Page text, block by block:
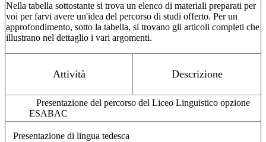
Nella tabella sottostante si trova un elenco di materiali preparati per
voi per farvi avere un'idea del percorso di studi offerto. Per un
approfondimento, sotto la tabella, si trovano gli articoli completi che
illustrano nel dettaglio i vari argomenti.
Attività Descrizione
Presentazione del percorso del Liceo Linguistico opzione
ESABAC
Presentazione di lingua tedesca